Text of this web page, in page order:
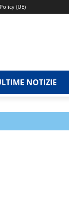
(UE)
NOTIZIE